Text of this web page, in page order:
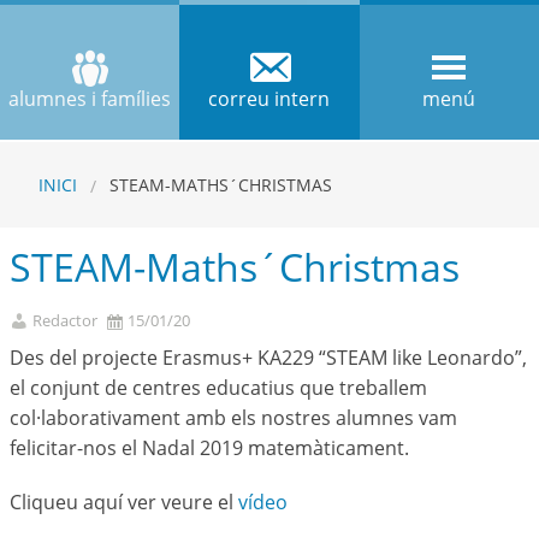
alumnes i famílies correu intern menú
INICI STEAM-MATHS´CHRISTMAS
STEAM-Maths´Christmas
Redactor 15/01/20
Des del projecte Erasmus+ KA229 “STEAM like Leonardo”,
el conjunt de centres educatius que treballem
col·laborativament amb els nostres alumnes vam
felicitar-nos el Nadal 2019 matemàticament.
Cliqueu aquí ver veure el vídeo